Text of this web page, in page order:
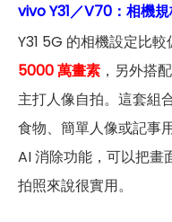
vivo Y31／V70：相機
Y31 5G 的相機設定比
5000 萬畫素 ，另外搭配
主打人像自拍。這套組
食物、簡單人像或記事
AI 消除功能，可以把畫
拍照來說很實用。